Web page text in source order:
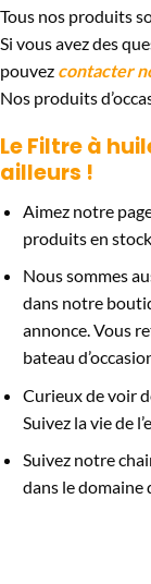
Tous nos produits
Si vous avez des
pouvez contacter
Nos produits
LeFiltre à
ailleurs !
Aimez notre
produits en
Nous sommes
dans notre
annonce. Vous
bateau
Curieux de voir
Suivez la vie de
Suivez notre
dans le domaine